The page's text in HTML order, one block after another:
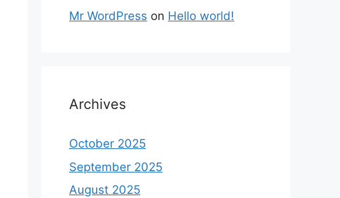
Mr WordPress on Hello world!
Archives
October 2025
September 2025
August 2025